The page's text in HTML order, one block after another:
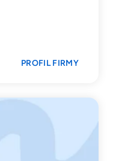
PROFIL FIRMY